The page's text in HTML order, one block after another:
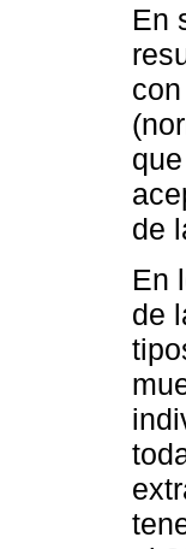
En
de
En
de